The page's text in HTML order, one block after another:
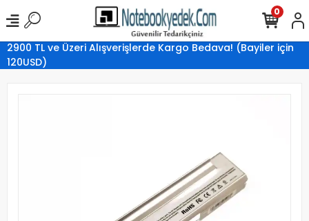
2900 TL ve Üzeri Alışverişlerde Kargo Bedava! (Bayiler için
120USD)
0